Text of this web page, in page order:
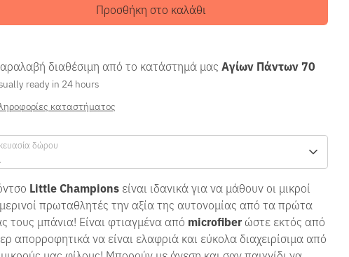
Προσθήκη στο καλάθι
διαθέσιμη από το κατάστημά μαςΑγίων Πάντων 70
ready in 24 hours
καταστήματος
δώρου
Little Champions είναι ιδανικά για να μάθουν οι μικροί
πρωταθλητές την αξία της αυτονομίας από τα πρώτα
τους μπάνια! Είναι φτιαγμένα από microfiber ώστε εκτός από
απορροφητικά να είναι ελαφριά και εύκολα διαχειρίσιμα από